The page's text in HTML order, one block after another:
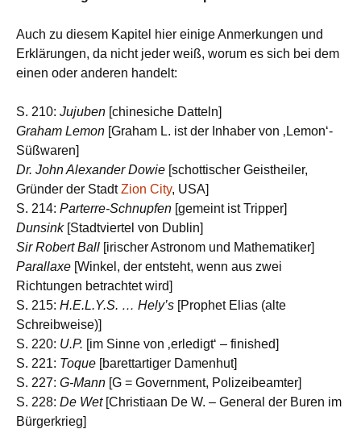
Auch zu diesem Kapitel hier einige Anmerkungen und
Erklärungen, da nicht jeder weiß, worum es sich bei dem
einen oder anderen handelt:
S. 210: Jujuben [chinesiche Datteln]
Graham Lemon [Graham L. ist der Inhaber von ‚Lemon‘-
Süßwaren]
Dr. John Alexander Dowie [schottischer Geistheiler,
Gründer der StadtZion City, USA]
S. 214: Parterre-Schnupfen [gemeint ist Tripper]
Dunsink[Stadtviertel von Dublin]
Sir Robert Ball [irischer Astronom und Mathematiker]
Parallaxe [Winkel, der entsteht, wenn aus zwei
Richtungen betrachtet wird]
S. 215: H.E.L.Y.S. … Hely’s [Prophet Elias (alte
Schreibweise)]
S. 220: U.P. [im Sinne von ‚erledigt‘ – finished]
S. 221: Toque [barettartiger Damenhut]
S. 227: G-Mann [G = Government, Polizeibeamter]
S. 228: De Wet[Christiaan De W. – General der Buren im
Bürgerkrieg]